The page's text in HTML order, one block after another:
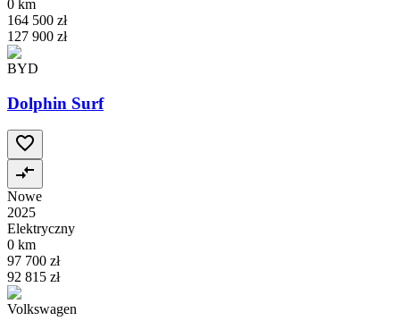
0 km
164 500 zł
127 900 zł
BYD
Dolphin Surf
Nowe
2025
Elektryczny
0 km
97 700 zł
92 815 zł
Volkswagen